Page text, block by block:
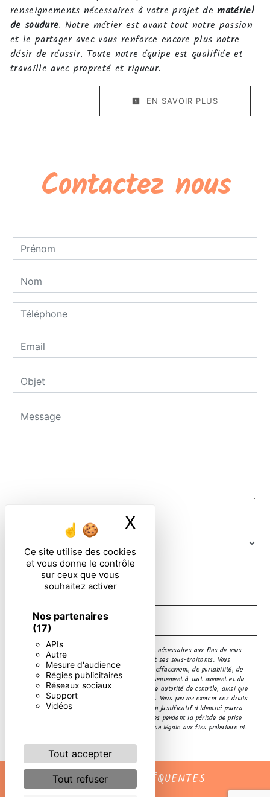
Ce site utilise des cookies
et vous donne le contrôle
sur ceux que vous
souhaitez activer
Nos partenaires
(17)
APIs
Autre
Mesure d'audience
Régies publicitaires
Réseaux sociaux
Support
Vidéos
Tout accepter
Tout refuser
X
renseignements nécessaires à votre projet dematériel
de soudure. Notre métier est avant tout notre passion
et le partager avec vous renforce encore plus notre
désir de réussir. Toute notre équipe est qualifiée et
travaille avec propreté et rigueur.
EN SAVOIR PLUS
Contactez nous
Combien font zero plus cinq
En cochant cette case, j'accepte les conditions
particulières ci-dessous **
** Les données personnelles communiquées sont nécessaires aux fins de vous
contacter. Elles sont destinées à l'entreprise et ses sous-traitants. Vous
disposez de droits d’accès, de rectification, d’effacement, de portabilité, de
limitation, d’opposition, de retrait de votre consentement à tout moment et du
droit d’introduire une réclamation auprès d’une autorité de contrôle, ainsi que
d’organiser le sort de vos données post-mortem. Vous pouvez exercer ces droits
par voie postale ou par courrier électronique. Un justificatif d'identité pourra
vous être demandé. Nous conservons vos données pendant la période de prise
de contact puis pendant la durée de prescription légale aux fins probatoire et
RECHERCHES FRÉQUENTES